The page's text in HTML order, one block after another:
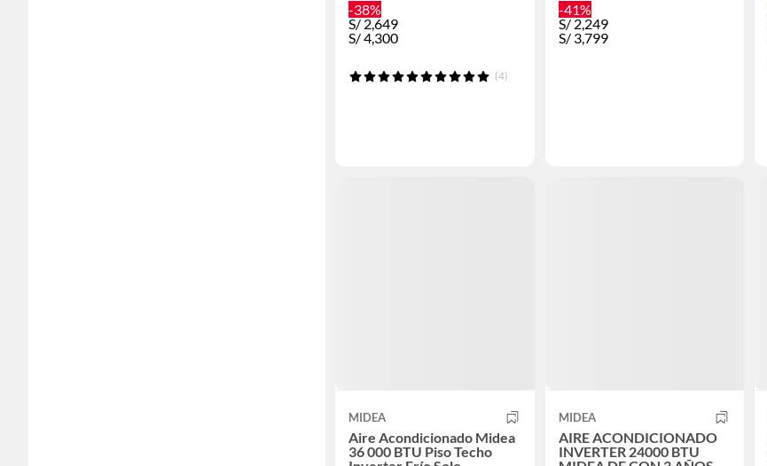
-38%
S/2,649
S/4,300
(4)
-41%
S/2,249
S/ 3,799
MIDEA
Aire Acondicionado Midea
36 000 BTU Piso Techo
MIDEA
AIRE ACONDICIONADO
INVERTER 24000 BTU